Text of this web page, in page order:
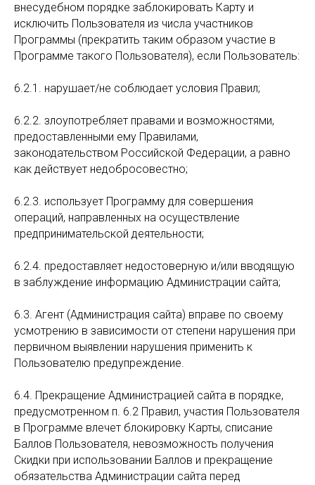
внесудебном порядке заблокировать Карту и
исключить Пользователя из числа участников
Программы (прекратить таким образом участие в
Программе такого Пользователя), если Пользователь:
6.2.1. нарушает/не соблюдает условия Правил;
6.2.2. злоупотребляет правами и возможностями,
предоставленными ему Правилами,
законодательством Российской Федерации, а равно
как действует недобросовестно;
6.2.3. использует Программу для совершения
операций, направленных на осуществление
предпринимательской деятельности;
6.2.4. предоставляет недостоверную и/или вводящую
в заблуждение информацию Администрации сайта;
6.3. Агент (Администрация сайта) вправе по своему
усмотрению в зависимости от степени нарушения при
первичном выявлении нарушения применить к
Пользователю предупреждение.
6.4. Прекращение Администрацией сайта в порядке,
предусмотренном п. 6.2 Правил, участия Пользователя
в Программе влечет блокировку Карты, списание
Баллов Пользователя, невозможность получения
Скидки при использовании Баллов и прекращение
обязательства Администрации сайта перед